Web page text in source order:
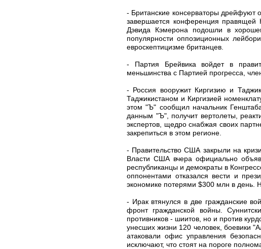
- Британские консерваторы дрейфуют
завершается конференция правящей
Дэвида Кэмерона подошли в
популярности оппозиционных
евроскептицизме британцев.
- Партия Брейвика войдет в
меньшинства с Партией прогресса,
- Россия вооружит Киргизию и
Таджикистаном и Киргизией
этом "Ъ" сообщил начальник
данным "Ъ", получит вертолеты,
экспертов, щедро снабжая своих
закрепиться в этом регионе.
- Правительство США закрыли на
Власти США вчера официально
республиканцы и демократы в
оппонентами отказался вести и
экономике потерями $300 млн в день.
- Ирак втянулся в две гражданские
фронт гражданской войны.
противников - шиитов, но и против
унесших жизни 120 человек, боевики
атаковали офис управления
исключают, что стоят на пороге